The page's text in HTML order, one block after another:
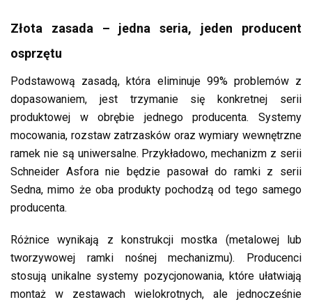
Złota zasada – jedna seria, jeden producent
osprzętu
Podstawową zasadą, która eliminuje 99% problemów z
dopasowaniem, jest trzymanie się konkretnej serii
produktowej w obrębie jednego producenta. Systemy
mocowania, rozstaw zatrzasków oraz wymiary wewnętrzne
ramek nie są uniwersalne. Przykładowo, mechanizm z serii
Schneider Asfora nie będzie pasował do ramki z serii
Sedna, mimo że oba produkty pochodzą od tego samego
producenta.
Różnice wynikają z konstrukcji mostka (metalowej lub
tworzywowej ramki nośnej mechanizmu). Producenci
stosują unikalne systemy pozycjonowania, które ułatwiają
montaż w zestawach wielokrotnych, ale jednocześnie